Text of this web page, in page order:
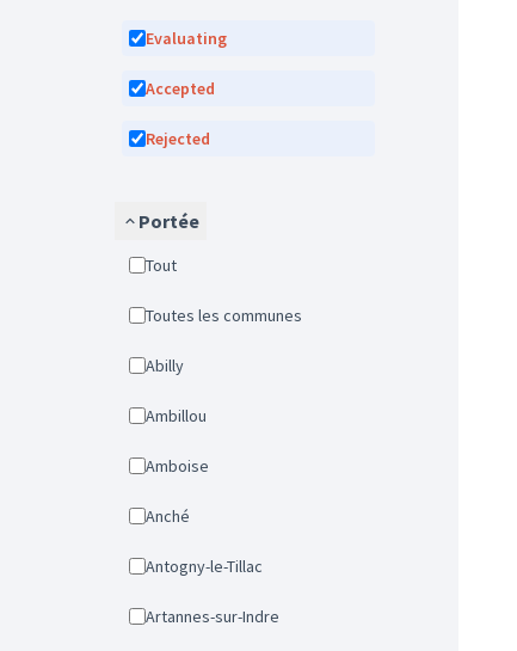
Evaluating
Accepted
Rejected
Portée
Tout
Toutes les communes
Abilly
Ambillou
Amboise
Anché
Antogny-le-Tillac
Artannes-sur-Indre